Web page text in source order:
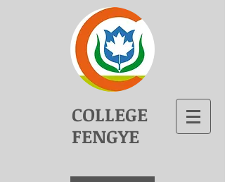
COLLEGE
FENGYE